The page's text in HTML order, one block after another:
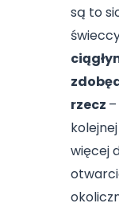
są to
rzecz
więcej